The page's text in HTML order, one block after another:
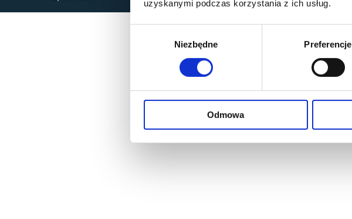
uzyskanymi podczas korzystania z ich usług.
Niezbędne Preferencje
Odmowa